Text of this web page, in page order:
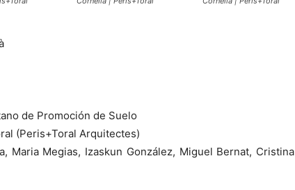
de Promoción de Suelo
(Peris+Toral Arquitectes)
Maria Megias, Izaskun González, Miguel Bernat, Cristina